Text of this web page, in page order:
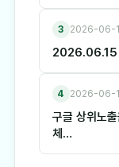
3 2026-06-
2026.06.15
4 2026-06-
구글 상위노
체…